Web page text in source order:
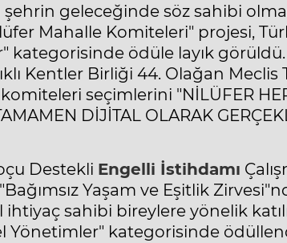
geleceğinde söz sahibi
Mahalle Komiteleri" projesi,
kategorisinde ödüle layık
Kentler Birliği 44. Olağan Meclis
seçimlerini "NİLÜFER
DİJİTAL OLARAK
Destekli Engelli İstihdamı
Yaşam ve Eşitlik
sahibi bireylere yönelik
Yönetimler" kategorisinde